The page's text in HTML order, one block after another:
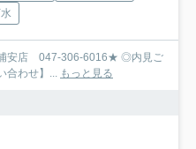
047-306-6016★ ◎内見ご
合わせ】... もっと見る